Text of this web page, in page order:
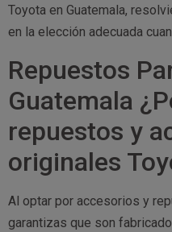
Toyota en Guatemala,
en la elección adecuada
Repuestos
Guatemala
repuestos y
originales
Al optar por accesorios y
garantizas que son